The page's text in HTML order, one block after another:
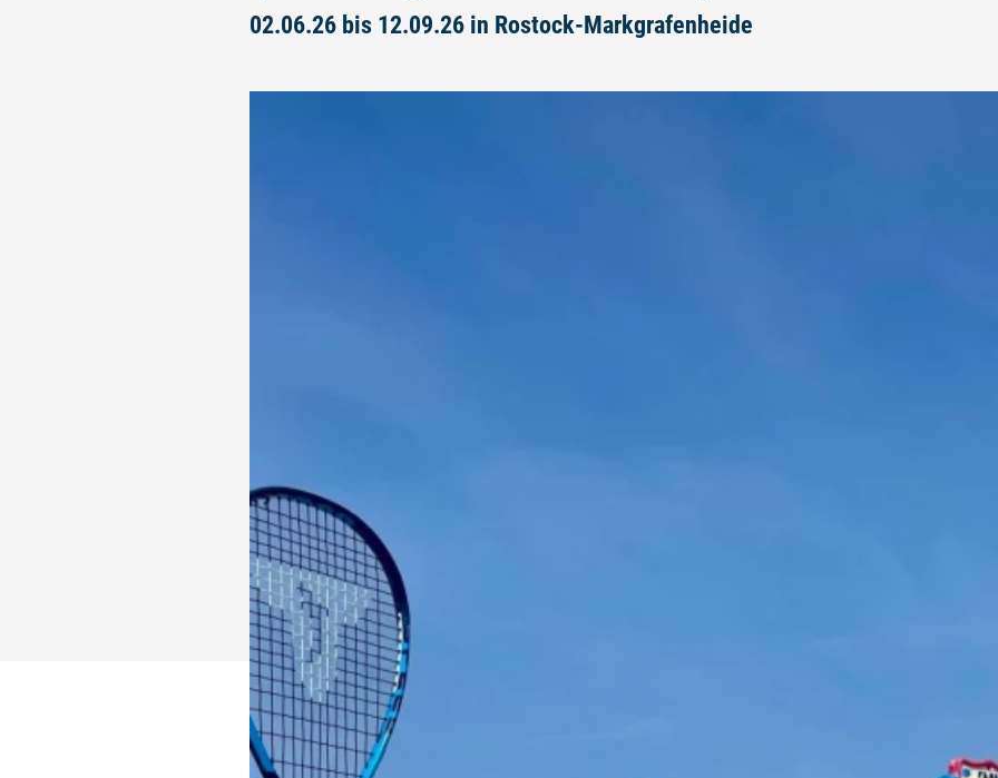
02.06.26 bis 12.09.26 in Rostock-Markgrafenheide